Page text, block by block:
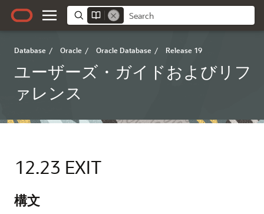
Database / Oracle / Oracle Database / Release 19
ユーザーズ・ガイドおよびリフ
ァレンス
12.23 EXIT
構文